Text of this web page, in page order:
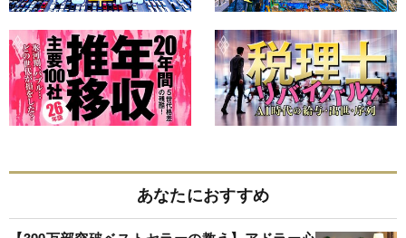
あなたにおすすめ